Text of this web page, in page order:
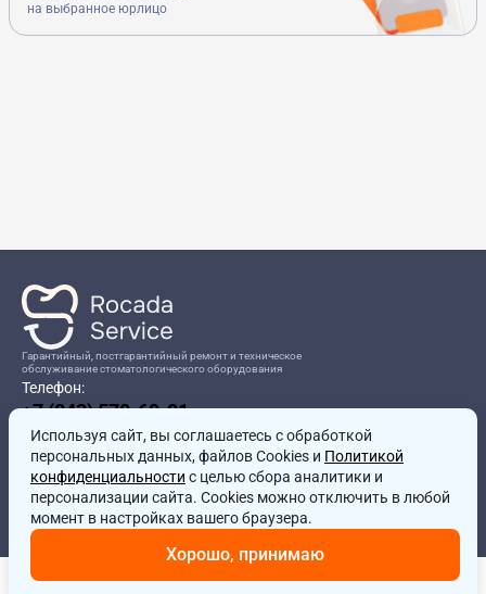
на выбранное юрлицо
Гарантийный, постгарантийный ремонт и техническое
обслуживание стоматологического оборудования
Телефон:
+7 (843) 570-60-81
Режим работы:8:00-17:00
Адрес:
г.Казань, ул.Проспект Победы, д.204в
Почта:
service@rocadamed.ru
Другие проекты
Используя сайт, вы соглашаетесь с обработкой
персональных данных, файлов Cookies и Политикой
конфиденциальности с целью сбора аналитики и
персонализации сайта. Cookies можно отключить в любой
момент в настройках вашего браузера.
Хорошо, принимаю